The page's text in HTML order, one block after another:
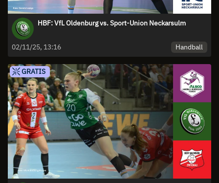
HBF: VfL Oldenburg vs. Sport-Union Neckarsulm
02/11/25, 13:16 Handball
GRATIS